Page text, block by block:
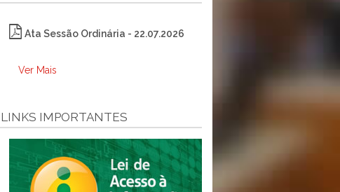
Ata Sessão Ordinária - 22.07.2026
Ver Mais
LINKS IMPORTANTES